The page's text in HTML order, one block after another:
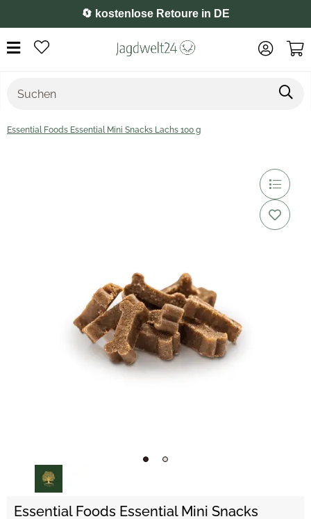
⭐️ 4,8 auf Google
Essential Foods Essential Mini Snacks Lachs 100 g
Essential Foods Essential Mini Snacks